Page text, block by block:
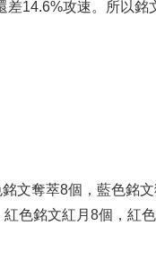
差14.6%攻速。所以銘
文奪萃8個，藍色銘
色銘文紅月8個，紅色